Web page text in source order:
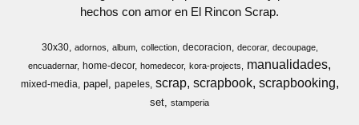
hechos con amor en El Rincon Scrap.
30x30 adornos album collection decoracion decorar
decoupage
encuadernar
home-decor homedecor kora-projects manualidades
mixed-media papel papeles scrap scrapbook scrapbooking
set stamperia